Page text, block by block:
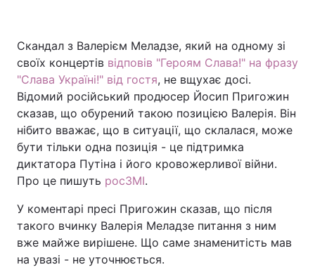
Скандал з Валерієм Меладзе, який на одному зі
своїх концертів відповів "Героям Слава!" на фразу
"Слава Україні!" від гостя, не вщухає досі.
Відомий російський продюсер Йосип Пригожин
сказав, що обурений такою позицією Валерія. Він
нібито вважає, що в ситуації, що склалася, може
бути тільки одна позиція - це підтримка
диктатора Путіна і його кровожерливої війни.
Про це пишуть росЗМІ.
У коментарі пресі Пригожин сказав, що після
такого вчинку Валерія Меладзе питання з ним
вже майже вирішене. Що саме знаменитість мав
на увазі - не уточнюється.